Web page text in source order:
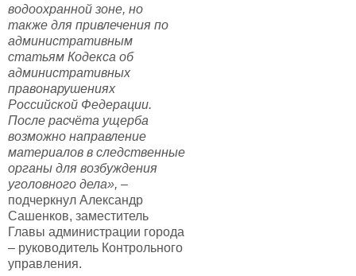
водоохранной зоне, но
также для привлечения по
административным
статьям Кодекса об
административных
правонарушениях
Российской Федерации.
После расчёта ущерба
возможно направление
материалов в следственные
органы для возбуждения
уголовного дела», –
подчеркнул Александр
Сашенков, заместитель
Главы администрации города
– руководитель Контрольного
управления.